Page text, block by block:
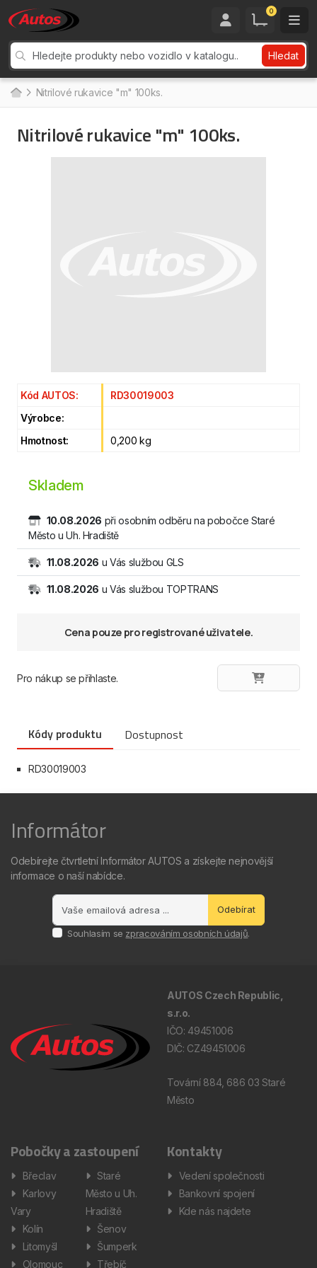
0
Hledat
Nitrilové rukavice "m" 100ks.
Nitrilové rukavice "m" 100ks.
Kód AUTOS:
RD30019003
Výrobce:
Hmotnost:
0,200 kg
Skladem
10.08.2026 při osobním odběru na pobočce Staré
Město u Uh. Hradiště
11.08.2026 u Vás službou GLS
11.08.2026 u Vás službou TOPTRANS
Cena pouze pro registrované uživatele.
Pro nákup se přihlaste.
Kódy produktu Dostupnost
RD30019003
Informátor
Odebírejte čtvrtletní Informátor AUTOS a získejte nejnovější
informace o naší nabídce.
Odebírat
Souhlasím se zpracováním osobních údajů.
AUTOS Czech Republic,
s.r.o.
IČO: 49451006
DIČ: CZ49451006
Tovární 884, 686 03 Staré
Město
Pobočky a zastoupení
Břeclav
Karlovy
Vary
Kolín
Litomyšl
Olomouc
Staré
Město u Uh.
Hradiště
Šenov
Šumperk
Třebíč
Kontakty
Vedení společnosti
Bankovní spojení
Kde nás najdete